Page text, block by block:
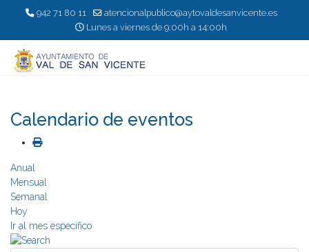
942 71 80 11
atencionalpublico@aytovaldesanvicente.es
Lunes a viernes de 9:00h a 14:00h
Calendario de eventos
Anual
Mensual
Semanal
Hoy
Ir al mes específico